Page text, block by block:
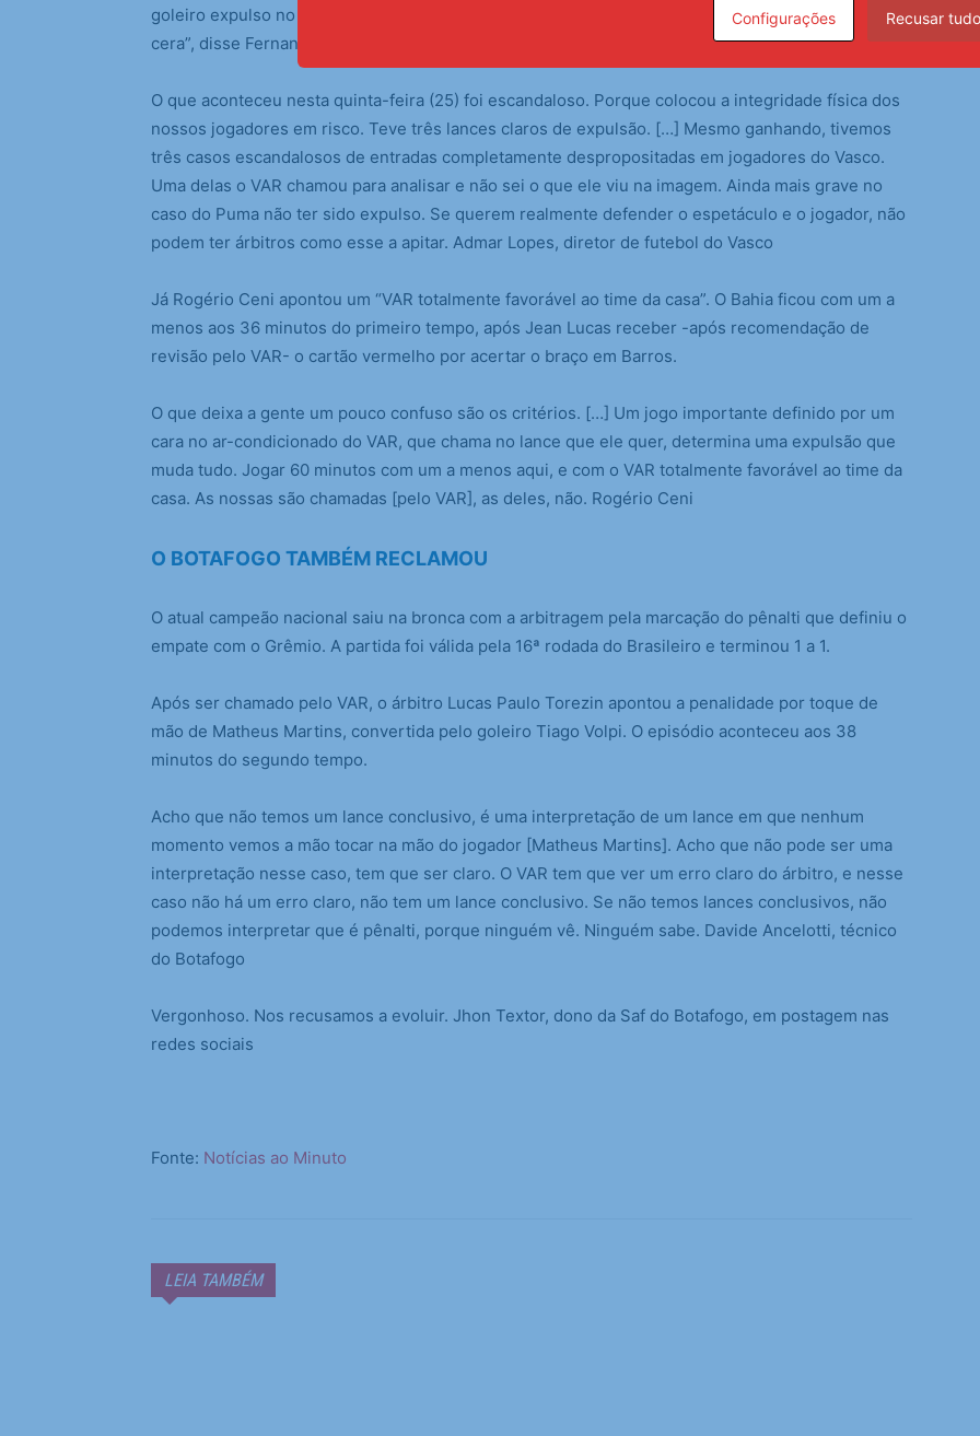
goleiro expulso no Brasil por conta do que aconteceu lá no sul de o juiz achar que estava fazendo
cera”, disse Fernando Diniz.
O que aconteceu nesta quinta-feira (25) foi escandaloso. Porque colocou a integridade física dos
nossos jogadores em risco. Teve três lances claros de expulsão. […] Mesmo ganhando, tivemos
três casos escandalosos de entradas completamente despropositadas em jogadores do Vasco.
Uma delas o VAR chamou para analisar e não sei o que ele viu na imagem. Ainda mais grave no
caso do Puma não ter sido expulso. Se querem realmente defender o espetáculo e o jogador, não
podem ter árbitros como esse a apitar. Admar Lopes, diretor de futebol do Vasco
Já Rogério Ceni apontou um “VAR totalmente favorável ao time da casa”. O Bahia ficou com um a
menos aos 36 minutos do primeiro tempo, após Jean Lucas receber -após recomendação de
revisão pelo VAR- o cartão vermelho por acertar o braço em Barros.
O que deixa a gente um pouco confuso são os critérios. […] Um jogo importante definido por um
cara no ar-condicionado do VAR, que chama no lance que ele quer, determina uma expulsão que
muda tudo. Jogar 60 minutos com um a menos aqui, e com o VAR totalmente favorável ao time da
casa. As nossas são chamadas [pelo VAR], as deles, não. Rogério Ceni
O BOTAFOGO TAMBÉM RECLAMOU
O atual campeão nacional saiu na bronca com a arbitragem pela marcação do pênalti que definiu o
empate com o Grêmio. A partida foi válida pela 16ª rodada do Brasileiro e terminou 1 a 1.
Após ser chamado pelo VAR, o árbitro Lucas Paulo Torezin apontou a penalidade por toque de
mão de Matheus Martins, convertida pelo goleiro Tiago Volpi. O episódio aconteceu aos 38
minutos do segundo tempo.
Acho que não temos um lance conclusivo, é uma interpretação de um lance em que nenhum
momento vemos a mão tocar na mão do jogador [Matheus Martins]. Acho que não pode ser uma
interpretação nesse caso, tem que ser claro. O VAR tem que ver um erro claro do árbitro, e nesse
caso não há um erro claro, não tem um lance conclusivo. Se não temos lances conclusivos, não
podemos interpretar que é pênalti, porque ninguém vê. Ninguém sabe. Davide Ancelotti, técnico
do Botafogo
Vergonhoso. Nos recusamos a evoluir. Jhon Textor, dono da Saf do Botafogo, em postagem nas
redes sociais
Fonte: Notícias ao Minuto
LEIA TAMBÉM
Configurações Recusar tudo